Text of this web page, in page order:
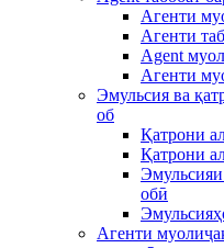
Агенти
Агенти
Agent
Агенти
Эмульсия ва
об
Қатрони
Қатрони
обӣ
Агенти